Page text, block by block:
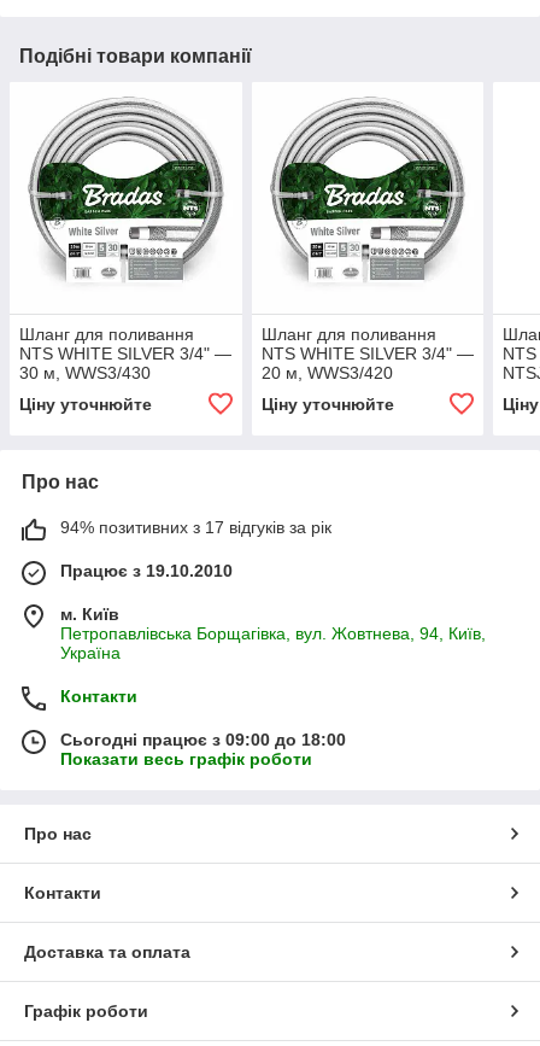
Подібні товари компанії
Шланг для поливання
NTS WHITE SILVER 3/4" —
30 м, WWS3/430
Ціну уточнюйте
Шланг для поливання
NTS WHITE SILVER 3/4" —
20 м, WWS3/420
Ціну уточнюйте
Про нас
94% позитивних з 17 відгуків за рік
Працює з 19.10.2010
м. Київ
Петропавлівська Борщагівка, вул. Жовтнева, 94, Київ,
Україна
Контакти
Сьогодні працює з 09:00 до 18:00
Показати весь графік роботи
Про нас
Контакти
Доставка та оплата
Графік роботи